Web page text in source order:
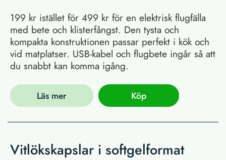
199 kr istället för 499 kr för en elektrisk flugfälla
med bete och klisterfångst. Den tysta och
kompakta konstruktionen passar perfekt i kök och
vid matplatser. USB-kabel och flugbete ingår så att
du snabbt kan komma igång.
Läs mer Köp
Vitlökskapslar i softgelformat